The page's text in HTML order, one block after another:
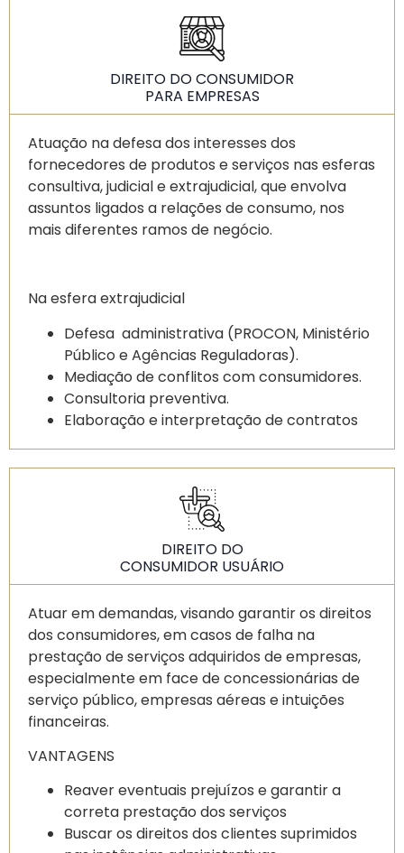
DIREITO DO CONSUMIDOR
PARA EMPRESAS
Atuação na defesa dos interesses dos
fornecedores de produtos e serviços nas esferas
consultiva, judicial e extrajudicial, que envolva
assuntos ligados a relações de consumo, nos
mais diferentes ramos de negócio.
Na esfera extrajudicial
Defesa administrativa (PROCON, Ministério
Público e Agências Reguladoras).
Mediação de conflitos com consumidores.
Consultoria preventiva.
Elaboração e interpretação de contratos
Judicial
Atuação em processos judiciais movidos
contra empresas.
Propositura de demandas que envolva
relação de consumo.
DIREITO DO
CONSUMIDOR USUÁRIO
Atuar em demandas, visando garantir os direitos
dos consumidores, em casos de falha na
prestação de serviços adquiridos de empresas,
especialmente em face de concessionárias de
serviço público, empresas aéreas e intuições
financeiras.
VANTAGENS
Reaver eventuais prejuízos e garantir a
correta prestação dos serviços
Buscar os direitos dos clientes suprimidos